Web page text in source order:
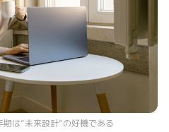
は“未来設計”の好機である